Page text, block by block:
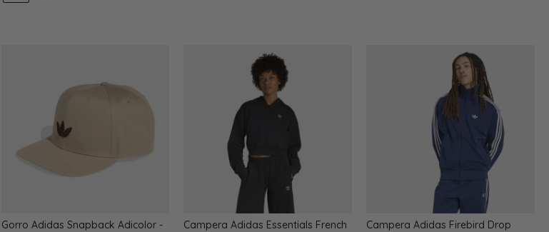
Gorro Adidas Snapback Adicolor -
Campera Adidas Essentials French
Campera Adidas Firebird Drop